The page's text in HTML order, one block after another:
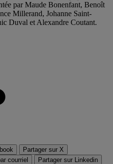
par Maude Bonenfant, Benoît
Millerand, Johanne Saint-
Duval et Alexandre Coutant.
Partager sur X
courriel Partager sur Linkedin